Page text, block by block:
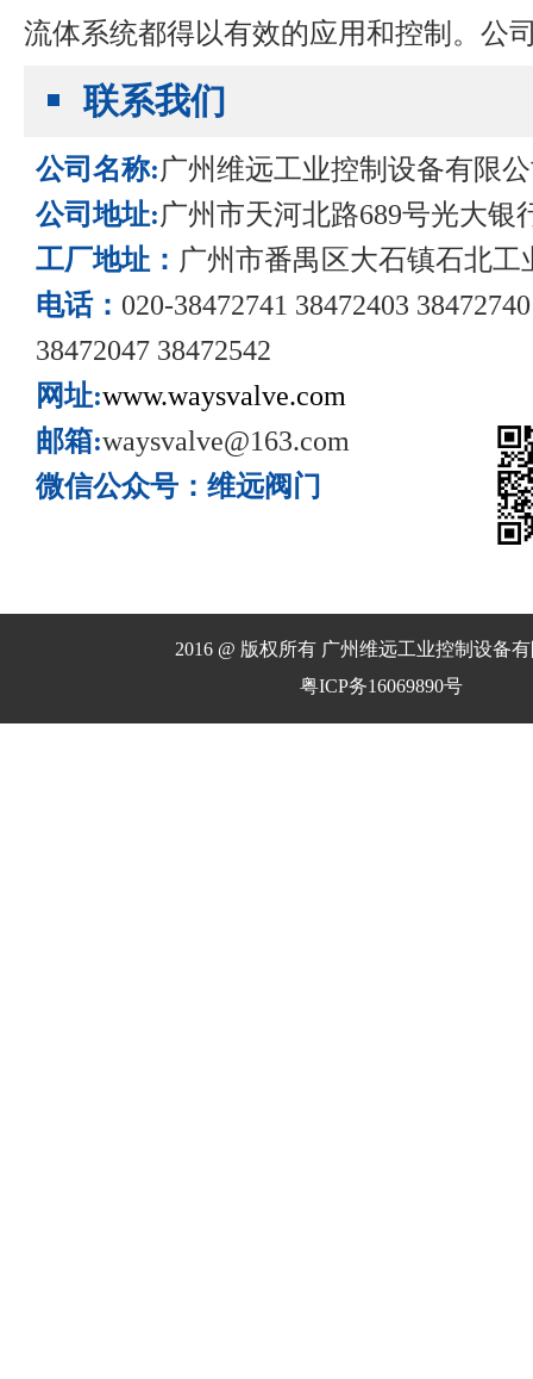
流体系统都得以有效的应用和控制。 公
谨力阀门有限公司位于广州市番禺区大
联系我们
公司名称:广州维远工业控制设备有限
公司地址:广州市天河北路689号光大银
工厂地址： 广州市番禺区大石镇石北工
电话： 020-38472741 38472403
38472047 38472542
网址:www.waysvalve.com
邮箱:waysvalve@163.com
微信公众号：维远阀门
2016 @ 版权所有 广州维远工业控制设备
粤ICP务16069890号